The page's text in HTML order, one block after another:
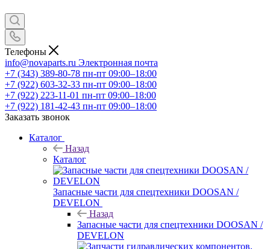
Телефоны
info@novaparts.ru Электронная почта
+7 (343) 389-80-78 пн-пт 09:00–18:00
+7 (922) 603-32-33 пн-пт 09:00–18:00
+7 (922) 223-11-01 пн-пт 09:00–18:00
+7 (922) 181-42-43 пн-пт 09:00–18:00
Заказать звонок
Каталог
Назад
Каталог
Запасные части для спецтехники DOOSAN /
DEVELON
Назад
Запасные части для спецтехники DOOSAN /
DEVELON